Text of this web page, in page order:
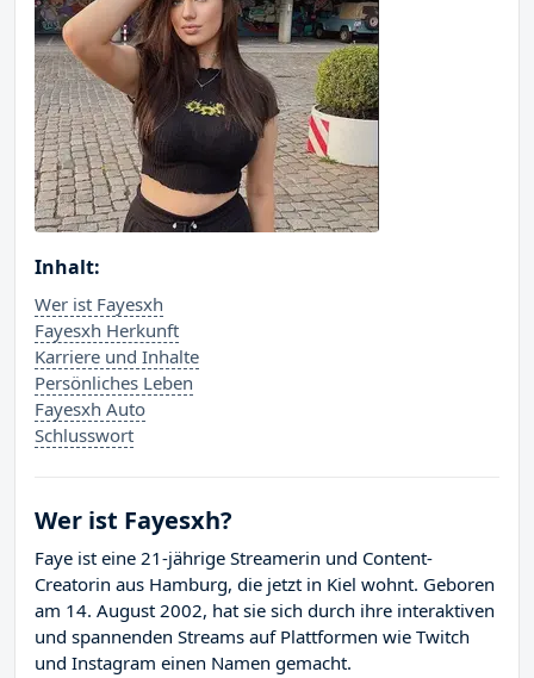
Inhalt:
Wer ist Fayesxh
Fayesxh Herkunft
Karriere und Inhalte
Persönliches Leben
Fayesxh Auto
Schlusswort
Wer ist Fayesxh?
Faye ist eine 21-jährige Streamerin und Content-
Creatorin aus Hamburg, die jetzt in Kiel wohnt. Geboren
am 14. August 2002, hat sie sich durch ihre interaktiven
und spannenden Streams auf Plattformen wie Twitch
und Instagram einen Namen gemacht.